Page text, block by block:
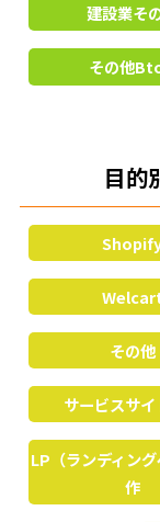
建設業そ
その他
目的
その他
サービスサ
LP（ランディン
作